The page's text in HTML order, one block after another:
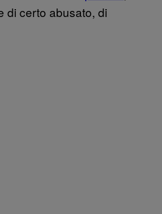
di certo abusato, di